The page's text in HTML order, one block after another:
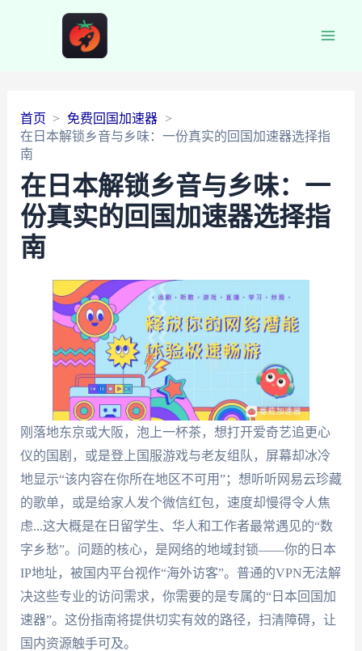
首页
免费回国加速器
在日本解锁乡音与乡味：一份真实的回国加速器选择指
南
在日本解锁乡音与乡味：一
份真实的回国加速器选择指
南
刚落地东京或大阪，泡上一杯茶，想打开爱奇艺追更心
仪的国剧，或是登上国服游戏与老友组队，屏幕却冰冷
地显示“该内容在你所在地区不可用”；想听听网易云珍藏
的歌单，或是给家人发个微信红包，速度却慢得令人焦
虑...这大概是在日留学生、华人和工作者最常遇见的“数
字乡愁”。问题的核心，是网络的地域封锁——你的日本
IP地址，被国内平台视作“海外访客”。普通的VPN无法解
决这些专业的访问需求，你需要的是专属的“日本回国加
速器”。这份指南将提供切实有效的路径，扫清障碍，让
国内资源触手可及。